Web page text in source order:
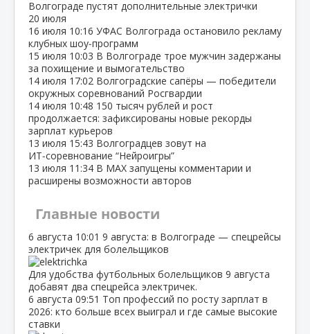
Волгограде пустят дополнительные электрички
20 июля
16 июля 10:16 УФАС Волгограда остановило рекламу
клубных шоу‑программ
15 июля 10:03 В Волгограде трое мужчин задержаны
за похищение и вымогательство
14 июля 17:02 Волгоградские сапёры — победители
окружных соревнований Росгвардии
14 июля 10:48 150 тысяч рублей и рост
продолжается: зафиксированы новые рекорды
зарплат курьеров
13 июля 15:43 Волгоградцев зовут на
ИТ‑соревнование “Нейроигры”
13 июля 11:34 В МАХ запущены комментарии и
расширены возможности авторов
Главные новости
6 августа 10:01 9 августа: в Волгограде — спецрейсы
электричек для болельщиков
Для удобства футбольных болельщиков 9 августа
добавят два спецрейса электричек.
6 августа 09:51 Топ профессий по росту зарплат в
2026: кто больше всех выиграл и где самые высокие
ставки